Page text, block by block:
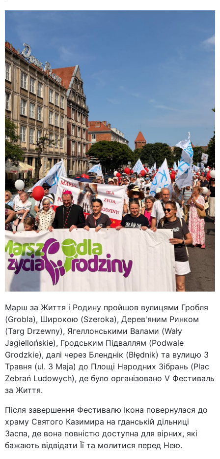
Марш за Життя і Родину пройшов вулицями Гробля
(Grobla), Широкою (Szeroka), Дерев'яним Ринком
(Targ Drzewny), Ягеллонськими Валами (Wały
Jagiellońskie), Гродським Підваллям (Podwale
Grodzkie), далі через Бленднік (Błędnik) та вулицю 3
Травня (ul. 3 Maja) до Площі Народних Зібрань (Plac
Zebrań Ludowych), де було організовано V Фестиваль
за Життя.
Після завершення Фестивалю Ікона повернулася до
храму Святого Казимира на гданській дільниці
Заспа, де вона повністю доступна для вірних, які
бажають відвідати Її та молитися перед Нею.